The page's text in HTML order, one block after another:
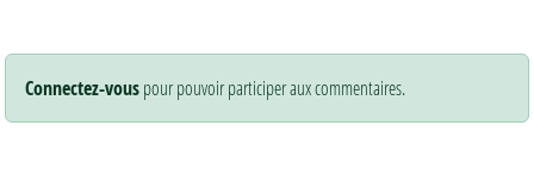
Connectez-vouspour pouvoir participer aux commentaires.